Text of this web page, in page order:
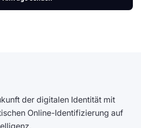
der digitalen Identität mit
Online-Identifizierung auf